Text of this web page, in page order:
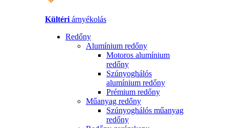
Kültéri árnyékolás
Redőny
Alumínium redőny
Motoros alumínium
redőny
Szúnyoghálós
alumínium redőny
Prémium redőny
Műanyag redőny
Szúnyoghálós műanyag
redőny